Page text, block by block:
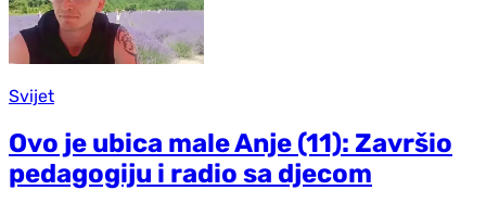
Svijet
Ovo je ubica male Anje (11): Završio
pedagogiju i radio sa djecom